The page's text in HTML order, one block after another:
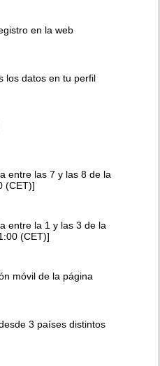
en la web
los datos en tu perfil
entre las 7 y las 8 de la
(CET)]
entre la 1 y las 3 de la
(CET)]
móvil de la página
3 países distintos